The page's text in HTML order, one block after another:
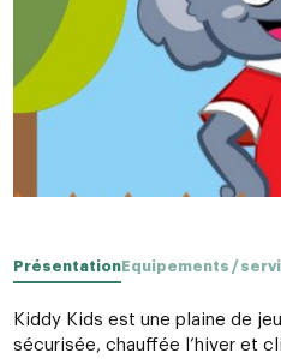
PrésentationEquipements /
Kiddy Kids est une plaine de
sécurisée, chauffée l’hiver et